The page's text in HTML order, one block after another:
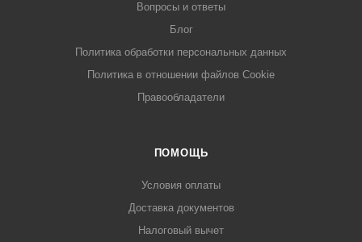
Вопросы и ответы
Блог
Политика обработки персональных данных
Политика в отношении файлов Cookie
Правообладатели
ПОМОЩЬ
Условия оплаты
Доставка документов
Налоговый вычет